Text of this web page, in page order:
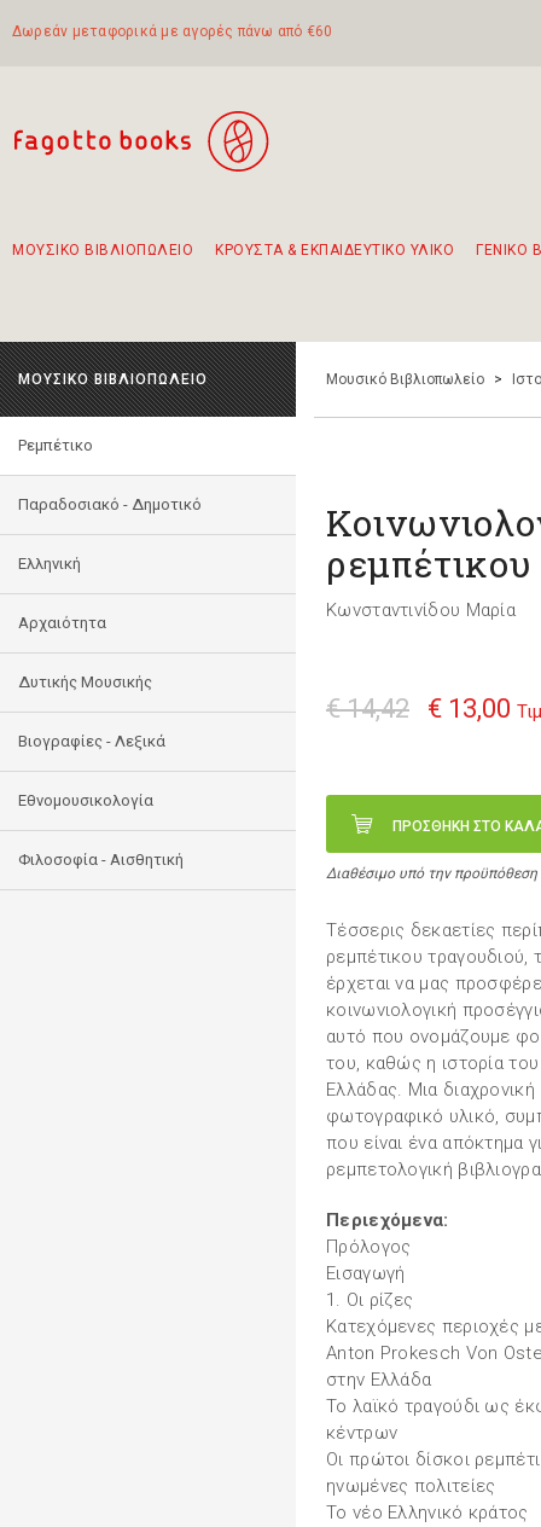
Δωρεάν μεταφορικά με αγορές πάνω από €60
ΜΟΥΣΙΚΟ ΒΙΒΛΙΟΠΩΛΕΙΟ ΚΡΟΥΣΤΑ & ΕΚΠΑΙΔΕΥΤΙΚΟ ΥΛΙΚΟ ΓΕΝΙΚΟ
ΜΟΥΣΙΚΟ ΒΙΒΛΙΟΠΩΛΕΙΟ
Ρεμπέτικο
Παραδοσιακό - Δημοτικό
Ελληνική
Αρχαιότητα
Δυτικής Μουσικής
Βιογραφίες - Λεξικά
Εθνομουσικολογία
Φιλοσοφία - Αισθητική
Μουσικό Βιβλιοπωλείο >
ρεμπέτικου
Κωνσταντινίδου Μαρία
€ 14,42 € 13,00
ΠΡΟΣΘΗΚΗ ΣΤΟ
Διαθέσιμο υπό την
Τέσσερις δεκαετίες
ρεμπέτικου τραγουδιού,
έρχεται να μας
κοινωνιολογική
αυτό που ονομάζουμε
του, καθώς η ιστορία του
Ελλάδας. Μια
φωτογραφικό υλικό,
που είναι ένα απόκτημα
ρεμπετολογική
Περιεχόμενα:
Πρόλογος
Εισαγωγή
1. Οι ρίζες
Κατεχόμενες περιοχές
Anton Prokesch Von
στην Ελλάδα
Το λαϊκό τραγούδι ως
κέντρων
Οι πρώτοι δίσκοι
ηνωμένες πολιτείες
Το νέο Ελληνικό κράτος